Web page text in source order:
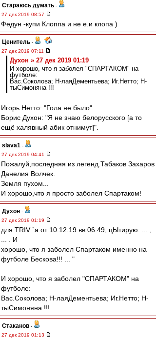
Стараюсь думать -
27 дек 2019 08:57
Федун -купи Клоппа и не е.и клопа )
Ценитель -
27 дек 2019 07:11
Духон » 27 дек 2019 01:19
И хорошо, что я заболел "СПАРТАКОМ" на
футболе:
Вас.Соколова; Н-лаяДементьева; Иг.Нетто; Н-
тыСимоняна !!!
Игорь Нетто: "Гола не было".
Борис Духон: "Я не знаю белорусского [а то
ещё халявный абик отнимут]".
slava1 -
27 дек 2019 04:41
Пожалуй,последняя из легенд.Табаков Захаров
Данелия Волчек.
Земля пухом...
И хорошо,что я просто заболел Спартаком!
Духон -
27 дек 2019 01:19
для TRIV `a от 10.12.19 вв 06:49; цЫтирую: ... ,
... . И
хорошо, что я заболел Спартаком именно на
футболе Бескова!!! ... "
И хорошо, что я заболел "СПАРТАКОМ" на
футболе:
Вас.Соколова; Н-лаяДементьева; Иг.Нетто; Н-
тыСимоняна !!!
Cтаканов -
27 дек 2019 01:13